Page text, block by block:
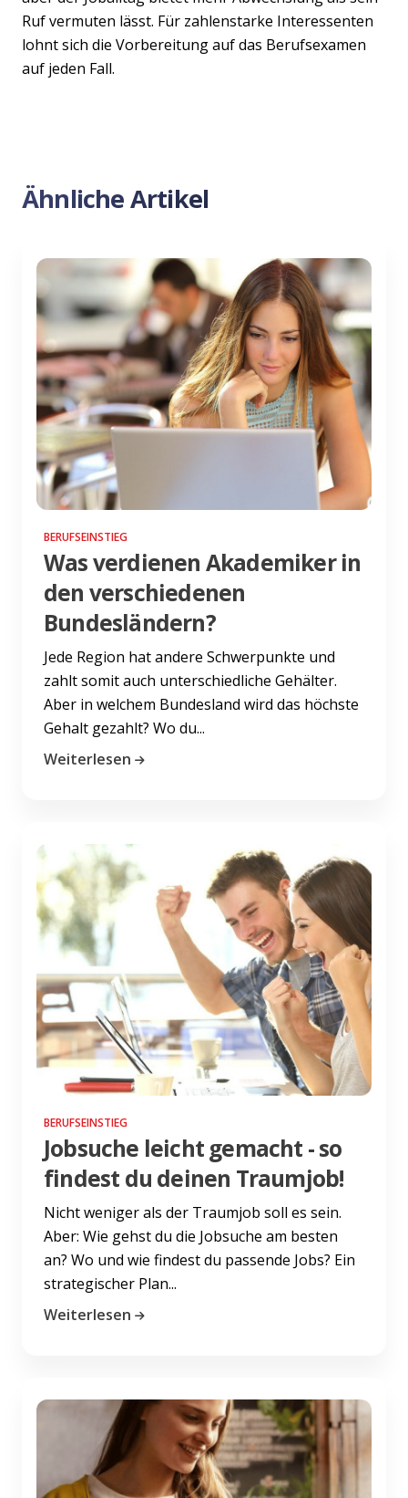
Ruf vermuten lässt. Für zahlenstarke Interessenten
lohnt sich die Vorbereitung auf das Berufsexamen
auf jeden Fall.
Ähnliche Artikel
BERUFSEINSTIEG
Was verdienen Akademiker in
den verschiedenen
Bundesländern?
Jede Region hat andere Schwerpunkte und
zahlt somit auch unterschiedliche Gehälter.
Aber in welchem Bundesland wird das höchste
Gehalt gezahlt? Wo du...
Weiterlesen
BERUFSEINSTIEG
Jobsuche leicht gemacht - so
findest du deinen Traumjob!
Nicht weniger als der Traumjob soll es sein.
Aber: Wie gehst du die Jobsuche am besten
an? Wo und wie findest du passende Jobs? Ein
strategischer Plan...
Weiterlesen